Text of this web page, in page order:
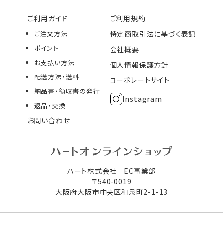
ハート株式会社 EC事業部
〒540-0019
大阪府大阪市中央区和泉町2-1-13
ご利用ガイド
ご注文方法
ポイント
お支払い方法
配送方法・送料
納品書・領収書の発行
返品・交換
お問い合わせ
ご利用規約
特定商取引法に基づく表記
会社概要
個人情報保護方針
コーポレートサイト
Instagram